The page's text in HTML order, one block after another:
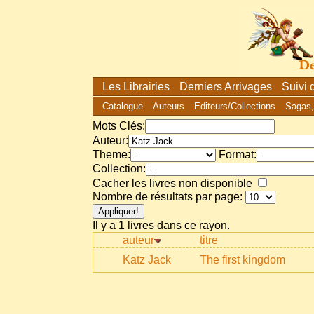
Les Librairies Derniers Arrivages Suivi
Catalogue Auteurs Editeurs/Collections
Mots Clés:
Auteur:
Theme:
Format:
Collection:
Cacher les livres non disponible
Nombre de résultats par page:
Il y a 1 livres dans ce rayon.
auteur
titre
Katz Jack
The first kingdom